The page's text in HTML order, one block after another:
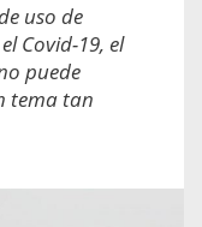
uso de
Covid-19, el
puede
tema tan